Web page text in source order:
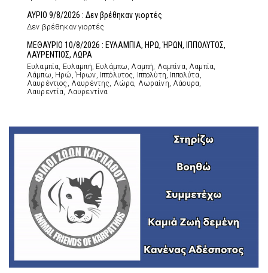
ΑΥΡΙΟ 9/8/2026 : Δεν βρέθηκαν γιορτές
Δεν βρέθηκαν γιορτές
ΜΕΘΑΥΡΙΟ 10/8/2026 : ΕΥΛΑΜΠΙΑ, ΗΡΩ, ΉΡΩΝ, ΙΠΠΟΛΥΤΟΣ,
ΛΑΥΡΕΝΤΙΟΣ, ΛΩΡΑ
Ευλαμπία, Ευλαμπή, Ευλάμπω, Λαμπή, Λαμπίνα, Λαμπία,
Λάμπω, Ηρώ, Ήρων, Ιππόλυτος, Ιππολύτη, Ιππολύτα,
Λαυρέντιος, Λαυρέντης, Λώρα, Λωραίνη, Λάουρα,
Λαυρεντία, Λαυρεντίνα